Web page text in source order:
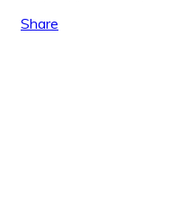
Share